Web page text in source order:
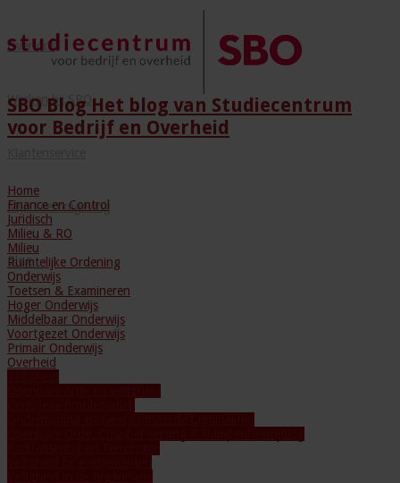
Over ons
Werken bij SBO
Mijn Leeromgeving
Blog
SBO Blog Het blog van Studiecentrum
voor Bedrijf en Overheid
Home
Finance en Control
Juridisch
Milieu & RO
Milieu
Ruimtelijke Ordening
Onderwijs
Toetsen & Examineren
Hoger Onderwijs
Middelbaar Onderwijs
Voortgezet Onderwijs
Primair Onderwijs
Overheid